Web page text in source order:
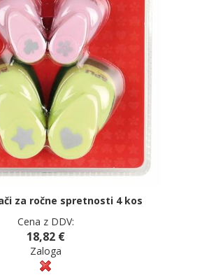
za ročne spretnosti 4 kos
Cena z DDV:
18,82 €
Zaloga